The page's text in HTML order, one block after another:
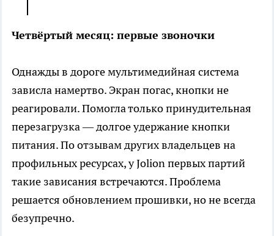
Четвёртый месяц: первые звоночки
Однажды в дороге мультимедийная система
зависла намертво. Экран погас, кнопки не
реагировали. Помогла только принудительная
перезагрузка — долгое удержание кнопки
питания. По отзывам других владельцев на
профильных ресурсах, у Jolion первых партий
такие зависания встречаются. Проблема
решается обновлением прошивки, но не всегда
безупречно.